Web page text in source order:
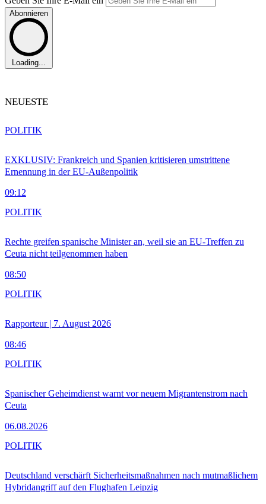
Abonnieren
Loading...
NEUESTE
EXKLUSIV: Frankreich und Spanien kritisieren umstrittene
Ernennung in der EU-Außenpolitik
09:12
POLITIK
Rechte greifen spanische Minister an, weil sie an EU-Treffen zu
Ceuta nicht teilgenommen haben
08:50
POLITIK
Rapporteur | 7. August 2026
08:46
POLITIK
Spanischer Geheimdienst warnt vor neuem Migrantenstrom nach
Ceuta
06.08.2026
POLITIK
Deutschland verschärft Sicherheitsmaßnahmen nach mutmaßlichem
Hybridangriff auf den Flughafen Leipzig
POLITIK